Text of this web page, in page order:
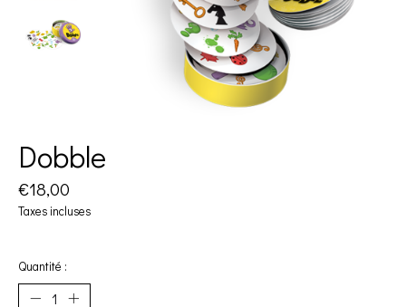
Dobble
€18,00
Taxes incluses
Quantité :